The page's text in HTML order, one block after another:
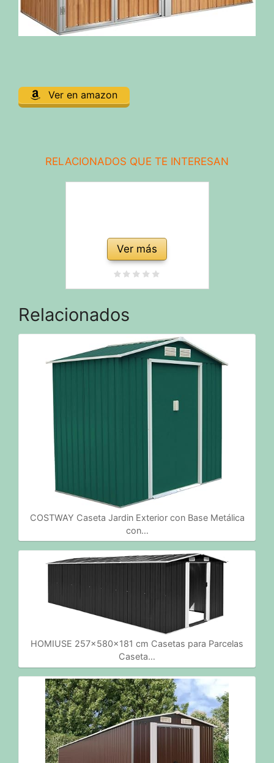
Ver en amazon
RELACIONADOS QUE TE INTERESAN
Ver más
Relacionados
COSTWAY Caseta Jardin Exterior con Base Metálica
con…
HOMIUSE 257x580x181 cm Casetas para Parcelas
Caseta…